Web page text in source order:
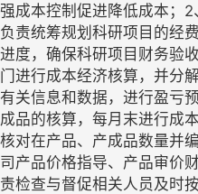
强成本控制促进降低成本；2
负责统筹规划科研项目的经
进度，确保科研项目财务验
门进行成本经济核算，并分
有关信息和数据，进行盈亏
成品的核算，每月末进行成
核对在产品、产成品数量并
司产品价格指导、产品审价
责检查与督促相关人员及时